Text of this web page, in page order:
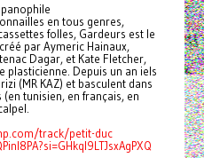
en tous genres,
folles, Gardeurs est le
par Aymeric Hainaux,
Dagar, et Kate Fletcher,
plasticienne. Depuis un an iels
(MR KAZ) et basculent dans
tunisien, en français, en
track/petit-duc